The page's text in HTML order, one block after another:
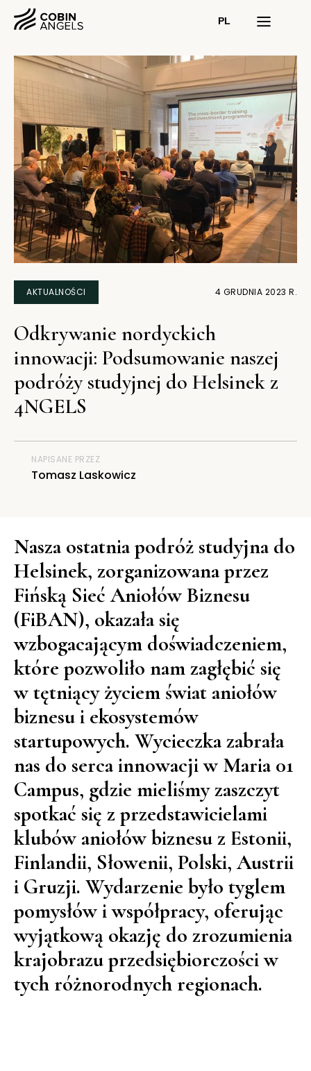
PL
AKTUALNOŚCI 4 GRUDNIA 2023 R.
Odkrywanie nordyckich
innowacji: Podsumowanie naszej
podróży studyjnej do Helsinek z
4NGELS
NAPISANE PRZEZ
Tomasz Laskowicz
Nasza ostatnia podróż studyjna do
Helsinek, zorganizowana przez
Fińską Sieć Aniołów Biznesu
(FiBAN), okazała się
wzbogacającym doświadczeniem,
które pozwoliło nam zagłębić się
w tętniący życiem świat aniołów
biznesu i ekosystemów
startupowych. Wycieczka zabrała
nas do serca innowacji w Maria 01
Campus, gdzie mieliśmy zaszczyt
spotkać się z przedstawicielami
klubów aniołów biznesu z Estonii,
Finlandii, Słowenii, Polski, Austrii
i Gruzji. Wydarzenie było tyglem
pomysłów i współpracy, oferując
wyjątkową okazję do zrozumienia
krajobrazu przedsiębiorczości w
tych różnorodnych regionach.